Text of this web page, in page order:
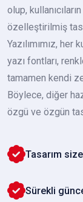
olup,
özelleştirilmiş
Yazılımımız,
yazı fontları,
tamamen kendi
Böylece, diğer
özgü ve özgün
Tasarım
Sürekli